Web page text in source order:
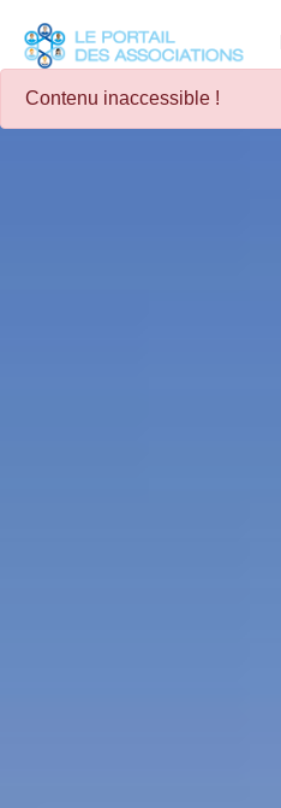
Contenu inaccessible !